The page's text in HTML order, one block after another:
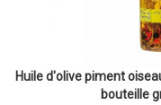
Huile d'olive piment
bouteille